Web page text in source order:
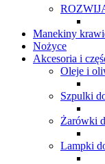
Manekiny
Nożyce
Akcesoria i
Oleje i
Szpulki
Żarówki
Lampki